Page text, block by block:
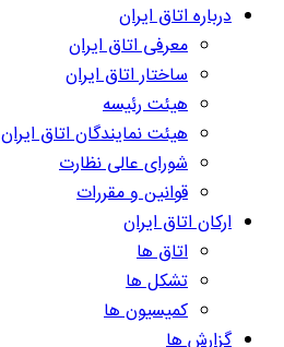
درباره اتاق ایران
معرفی اتاق ایران
ساختار اتاق ایران
هیئت رئیسه
هیئت نمایندگان اتاق ایران
شورای عالی نظارت
قوانین و مقررات
ارکان اتاق ایران
اتاق ها
تشکل ها
کمیسیون ها
گزارش ها